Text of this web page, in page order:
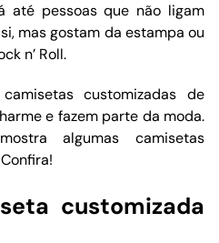
até pessoas que não ligam
mas gostam da estampa ou
n’ Roll.
customizadas de
e fazem parte da moda.
algumas camisetas
customizada